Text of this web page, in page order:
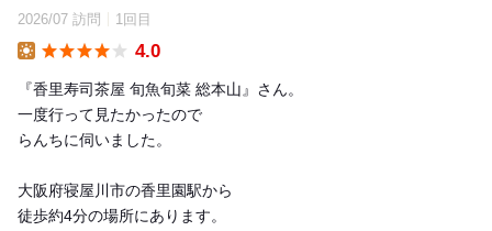
2026/07 訪問 1回目
4.0
『香里寿司茶屋 旬魚旬菜 総本山』さん。
一度行って見たかったので
らんちに伺いました。
大阪府寝屋川市の香里園駅から
徒歩約4分の場所にあります。